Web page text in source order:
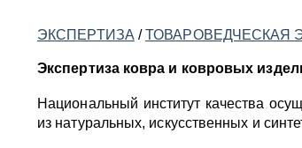
ЭКСПЕРТИЗА /ТОВАРОВЕДЧЕСКАЯ
Экспертиза ковра и ковровых
Национальный институт качества
из натуральных, искусственных и